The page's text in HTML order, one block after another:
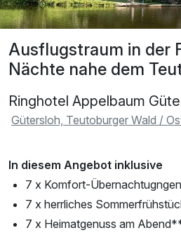
Ausflugstraum in der
Nächte nahe dem
Ringhotel Appelbaum
Gütersloh, Teutoburger Wald /
In diesem Angebot inklusive
7 x Komfort-Übernachtugngen
7 x herrliches
7 x Heimatgenuss am